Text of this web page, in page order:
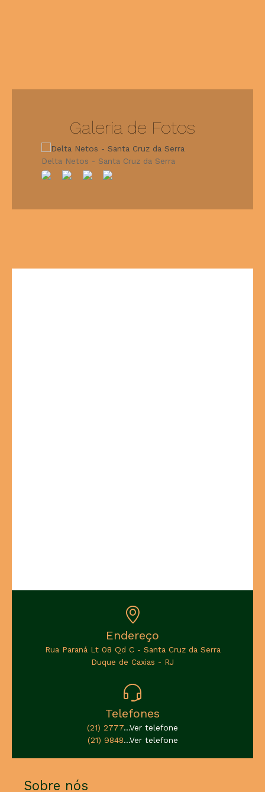
Galeria de Fotos
Delta Netos - Santa Cruz da Serra
Endereço
Rua Paraná Lt 08 Qd C - Santa Cruz da Serra
Duque de Caxias - RJ
Telefones
(21) 2777...Ver telefone
(21) 9848...Ver telefone
Sobre nós